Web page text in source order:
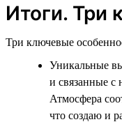
Итоги. Три
Три ключевые
Уникальные
и связанные с
Атмосфера
что создаю и